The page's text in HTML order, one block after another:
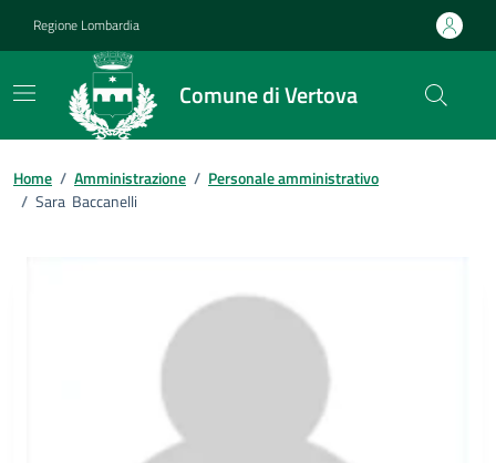
Regione Lombardia
Comune di Vertova
Home / Amministrazione / Personale amministrativo
/ Sara Baccanelli